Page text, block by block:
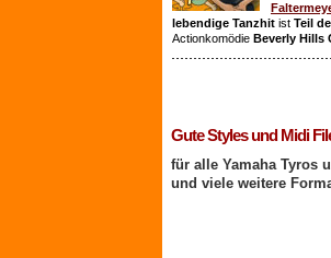
lebendige Tanzhit ist Teil
Actionkomödie Beverly Hills
Gute Styles und Midi
für alle Yamaha Tyros
und viele weitere